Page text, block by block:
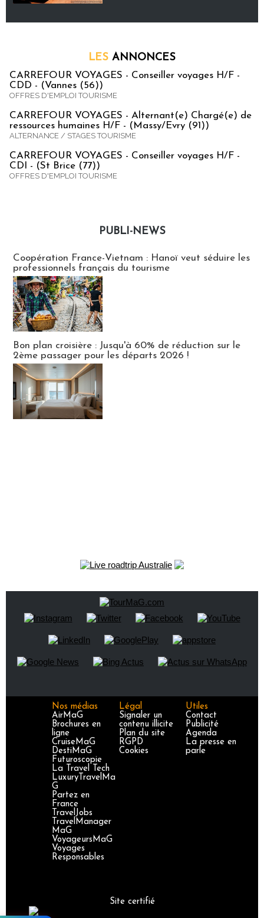
LES ANNONCES
CARREFOUR VOYAGES - Conseiller voyages H/F -
CDD - (Vannes (56))
OFFRES D'EMPLOI TOURISME
CARREFOUR VOYAGES - Alternant(e) Chargé(e) de
ressources humaines H/F - (Massy/Evry (91))
ALTERNANCE / STAGES TOURISME
CARREFOUR VOYAGES - Conseiller voyages H/F -
CDI - (St Brice (77))
OFFRES D'EMPLOI TOURISME
PUBLI-NEWS
Coopération France-Vietnam : Hanoï veut séduire les
professionnels français du tourisme
Bon plan croisière : Jusqu'à 60% de réduction sur le
2ème passager pour les départs 2026 !
Nos médias
AirMaG
Brochures en
ligne
CruiseMaG
DestiMaG
Futuroscopie
La Travel Tech
LuxuryTravelMa
G
Partez en
France
TravelJobs
TravelManager
MaG
VoyageursMaG
Voyages
Responsables
Légal
Signaler un
contenu illicite
Plan du site
RGPD
Cookies
Utiles
Contact
Publicité
Agenda
La presse en
parle
Site certifié